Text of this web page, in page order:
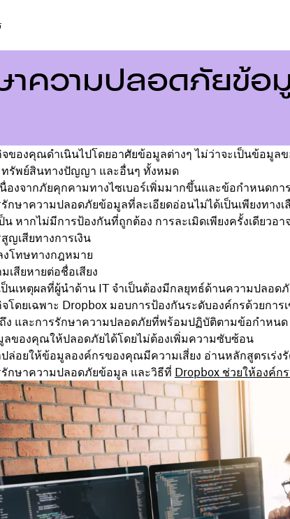
าความปลอดภัยข้อ
จของคุณดำเนินไปโดยอาศัยข้อมูลต่างๆ ไม่ว่าจะเป็นข้อมูล
ทรัพย์สินทางปัญญา และอื่นๆ ทั้งหมด
นื่องจากภัยคุกคามทางไซเบอร์เพิ่มมากขึ้นและข้อกำหนดก
กษาความปลอดภัยข้อมูลที่ละเอียดอ่อนไม่ได้เป็นเพียงทางเ
น หากไม่มีการป้องกันที่ถูกต้อง การละเมิดเพียงครั้งเดียวอา
ญเสียทางการเงิน
โทษทางกฎหมาย
เสียหายต่อชื่อเสียง
นเหตุผลที่ผู้นำด้าน IT จำเป็นต้องมีกลยุทธ์ด้านความปลอดภั
โดยเฉพาะ Dropbox มอบการป้องกันระดับองค์กรด้วยการ
ถึง และการรักษาความปลอดภัยที่พร้อมปฏิบัติตามข้อกำหน
ลของคุณให้ปลอดภัยได้โดยไม่ต้องเพิ่มความซับซ้อน
ปล่อยให้ข้อมูลองค์กรของคุณมีความเสี่ยง อ่านหลักสูตรเร่ง
รักษาความปลอดภัยข้อมูล และวิธีที่ Dropbox ช่วยให้องค์